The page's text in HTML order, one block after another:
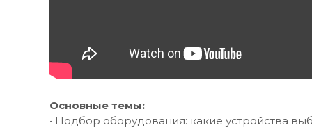
Основные темы:
• Подбор оборудования: какие устройства